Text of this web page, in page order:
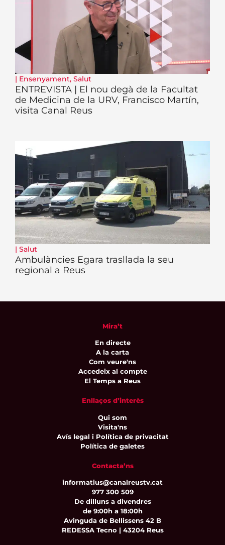
| Ensenyament, Salut
ENTREVISTA | El nou degà de la Facultat
de Medicina de la URV, Francisco Martín,
visita Canal Reus
| Salut
Ambulàncies Egara trasllada la seu
regional a Reus
Mira’t
En directe
A la carta
Com veure'ns
Accedeix al compte
El Temps a Reus
Enllaços d’interès
Qui som
Visita'ns
Avís legal i Política de privacitat
Política de galetes
Contacta’ns
informatius@canalreustv.cat
977 300 509
De dilluns a divendres
de 9:00h a 18:00h
Avinguda de Bellissens 42 B
REDESSA Tecno | 43204 Reus